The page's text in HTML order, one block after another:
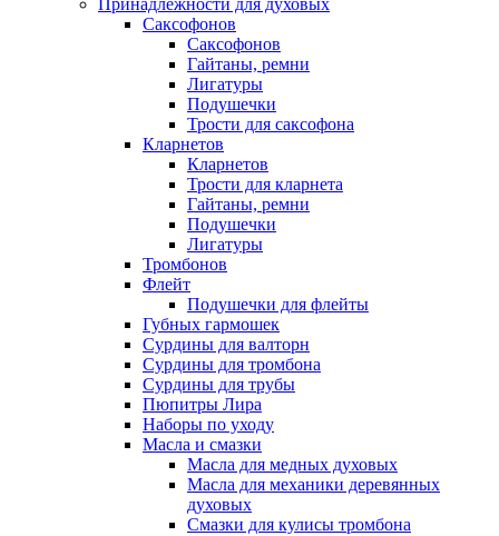
Саксофонов
Саксофонов
Гайтаны, ремни
Лигатуры
Подушечки
Трости для саксофона
Кларнетов
Кларнетов
Трости для кларнета
Гайтаны, ремни
Подушечки
Лигатуры
Тромбонов
Флейт
Подушечки для флейты
Губных гармошек
Сурдины для валторн
Сурдины для тромбона
Сурдины для трубы
Пюпитры Лира
Наборы по уходу
Масла и смазки
Масла для медных духовых
Масла для механики деревянных
духовых
Смазки для кулисы тромбона